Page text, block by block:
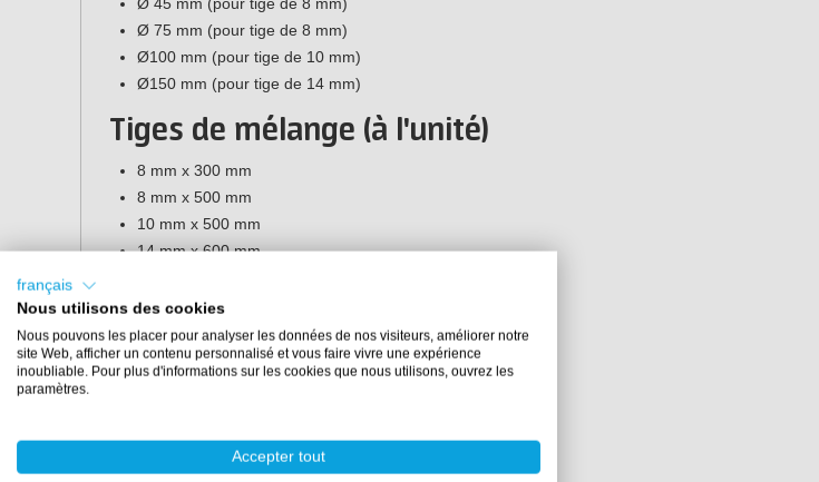
Ø 75 mm (pour tige de 8 mm)
Ø100 mm (pour tige de 10 mm)
Ø150 mm (pour tige de 14 mm)
Tiges de mélange (à l'unité)
8 mm x 300 mm
8 mm x 500 mm
10 mm x 500 mm
14 mm x 600 mm
français
Nous utilisons des cookies
Nous pouvons les placer pour analyser les données de nos visiteurs, améliorer notre
site Web, afficher un contenu personnalisé et vous faire vivre une expérience
inoubliable. Pour plus d'informations sur les cookies que nous utilisons, ouvrez les
paramètres.
Accepter tout